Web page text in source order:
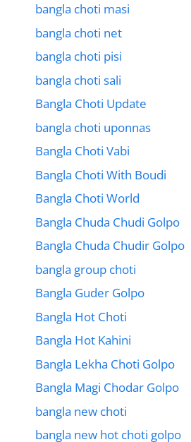
bangla choti masi
bangla choti net
bangla choti pisi
bangla choti sali
Bangla Choti Update
bangla choti uponnas
Bangla Choti Vabi
Bangla Choti With Boudi
Bangla Choti World
Bangla Chuda Chudi Golpo
Bangla Chuda Chudir Golpo
bangla group choti
Bangla Guder Golpo
Bangla Hot Choti
Bangla Hot Kahini
Bangla Lekha Choti Golpo
Bangla Magi Chodar Golpo
bangla new choti
bangla new hot choti golpo